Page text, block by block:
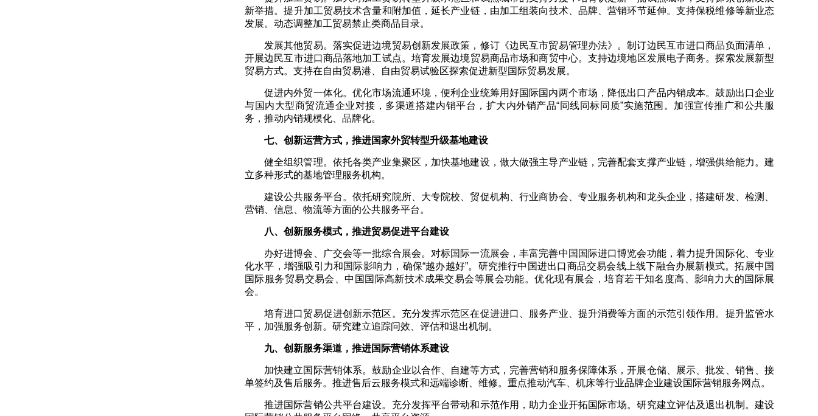
新举措。提升加工贸易技术含量和附加值，延长产业链，由加工组装向技术、品牌、营销环节延伸。支持保税维修等新业态
发展。动态调整加工贸易禁止类商品目录。
发展其他贸易。落实促进边境贸易创新发展政策，修订《边民互市贸易管理办法》。制订边民互市进口商品负面清单，
开展边民互市进口商品落地加工试点。培育发展边境贸易商品市场和商贸中心。支持边境地区发展电子商务。探索发展新型
贸易方式。支持在自由贸易港、自由贸易试验区探索促进新型国际贸易发展。
促进内外贸一体化。优化市场流通环境，便利企业统筹用好国际国内两个市场，降低出口产品内销成本。鼓励出口企业
与国内大型商贸流通企业对接，多渠道搭建内销平台，扩大内外销产品“同线同标同质”实施范围。加强宣传推广和公共服
务，推动内销规模化、品牌化。
七、创新运营方式，推进国家外贸转型升级基地建设
健全组织管理。依托各类产业集聚区，加快基地建设，做大做强主导产业链，完善配套支撑产业链，增强供给能力。建
立多种形式的基地管理服务机构。
建设公共服务平台。依托研究院所、大专院校、贸促机构、行业商协会、专业服务机构和龙头企业，搭建研发、检测、
营销、信息、物流等方面的公共服务平台。
八、创新服务模式，推进贸易促进平台建设
办好进博会、广交会等一批综合展会。对标国际一流展会，丰富完善中国国际进口博览会功能，着力提升国际化、专业
化水平，增强吸引力和国际影响力，确保“越办越好”。研究推行中国进出口商品交易会线上线下融合办展新模式。拓展中国
国际服务贸易交易会、中国国际高新技术成果交易会等展会功能。优化现有展会，培育若干知名度高、影响力大的国际展
会。
培育进口贸易促进创新示范区。充分发挥示范区在促进进口、服务产业、提升消费等方面的示范引领作用。提升监管水
平，加强服务创新。研究建立追踪问效、评估和退出机制。
九、创新服务渠道，推进国际营销体系建设
加快建立国际营销体系。鼓励企业以合作、自建等方式，完善营销和服务保障体系，开展仓储、展示、批发、销售、接
单签约及售后服务。推进售后云服务模式和远端诊断、维修。重点推动汽车、机床等行业品牌企业建设国际营销服务网点。
推进国际营销公共平台建设。充分发挥平台带动和示范作用，助力企业开拓国际市场。研究建立评估及退出机制。建设